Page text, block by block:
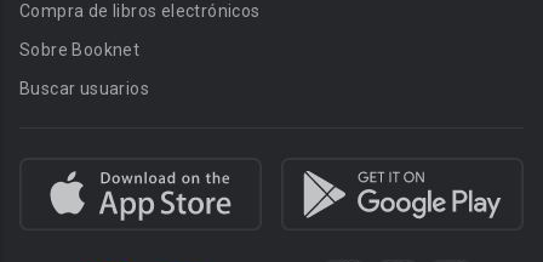
Compra de libros electrónicos
Sobre Booknet
Buscar usuarios